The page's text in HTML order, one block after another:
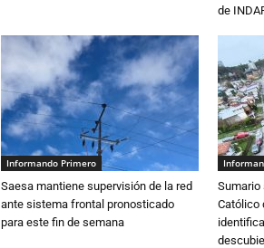
de
Informando Primero
Saesa mantiene supervisión de la red
ante sistema frontal pronosticado
para este fin de semana
Sumario
Católico